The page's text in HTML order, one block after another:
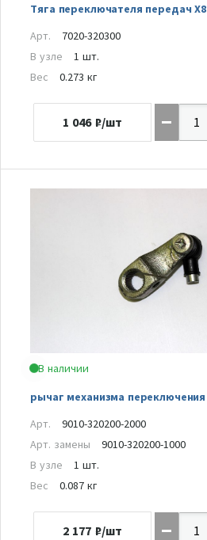
Тяга переключателя передач Х8
Арт.
7020-320300
В узле
1 шт.
Вес
0.273 кг
1 046 ₽/шт
В наличии
рычаг механизма переключения
Арт.
9010-320200-2000
Арт. замены
9010-320200-1000
В узле
1 шт.
Вес
0.087 кг
2 177 ₽/шт